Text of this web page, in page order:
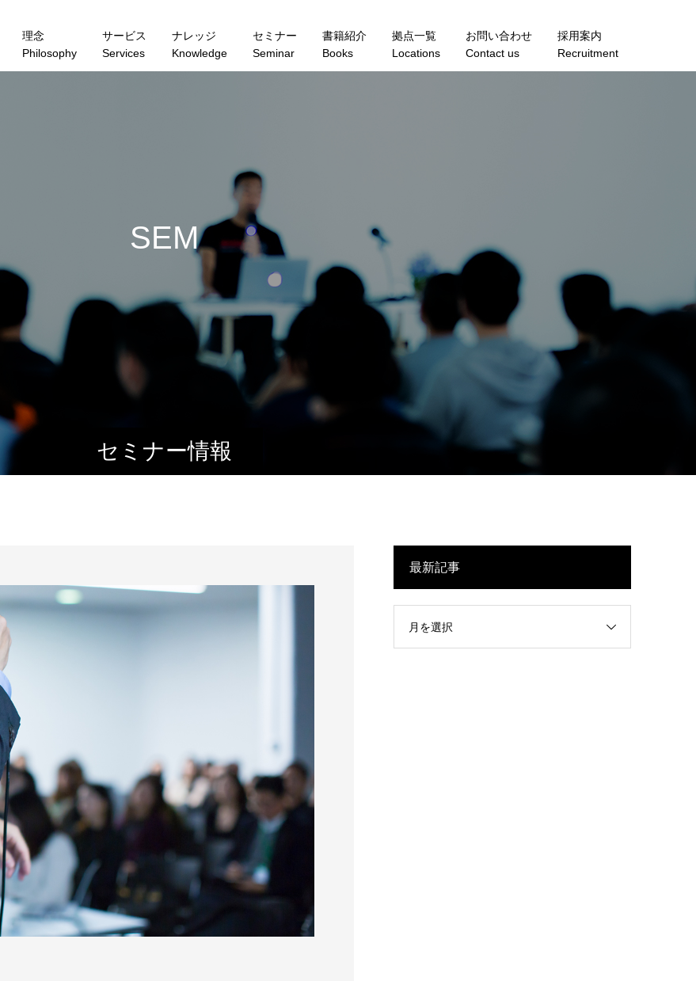
理念
Philosophy
サービス
Services
ナレッジ
Knowledge
セミナー
Seminar
書籍紹介
Books
拠点一覧
Locations
お問い合わせ
Contact us
採用案内
Recruitment
セミナー情報
EMINAR
最新記事
月を選択